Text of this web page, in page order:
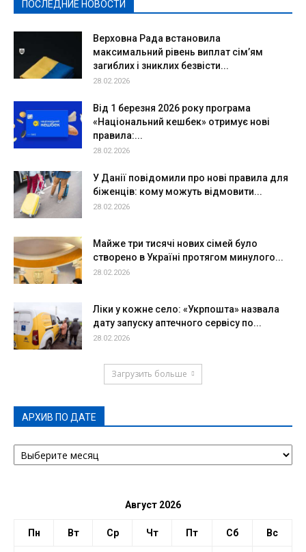
ПОСЛЕДНИЕ НОВОСТИ
Верховна Рада встановила
максимальний рівень виплат сім’ям
загиблих і зниклих безвісти...
28.02.2026
Від 1 березня 2026 року програма
«Національний кешбек» отримує нові
правила:...
28.02.2026
У Данії повідомили про нові правила для
біженців: кому можуть відмовити...
28.02.2026
Майже три тисячі нових сімей було
створено в Україні протягом минулого...
28.02.2026
Ліки у кожне село: «Укрпошта» назвала
дату запуску аптечного сервісу по...
28.02.2026
Загрузить больше
АРХИВ ПО ДАТЕ
АРХИВ
ПО
Август 2026
Пн Вт Ср Чт Пт Сб Вс